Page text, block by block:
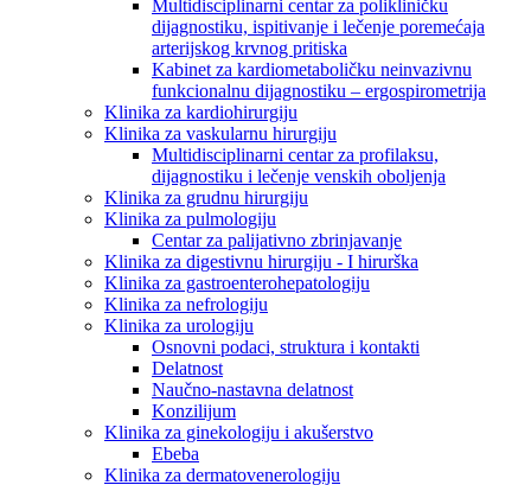
Multidisciplinarni centar za polikliničku
dijagnostiku, ispitivanje i lečenje poremećaja
arterijskog krvnog pritiska
Kabinet za kardiometaboličku neinvazivnu
funkcionalnu dijagnostiku – ergospirometrija
Klinika za kardiohirurgiju
Klinika za vaskularnu hirurgiju
Multidisciplinarni centar za profilaksu,
dijagnostiku i lečenje venskih oboljenja
Klinika za grudnu hirurgiju
Klinika za pulmologiju
Centar za palijativno zbrinjavanje
Klinika za digestivnu hirurgiju - I hirurška
Klinika za gastroenterohepatologiju
Klinika za nefrologiju
Klinika za urologiju
Osnovni podaci, struktura i kontakti
Delatnost
Naučno-nastavna delatnost
Konzilijum
Klinika za ginekologiju i akušerstvo
Ebeba
Klinika za dermatovenerologiju